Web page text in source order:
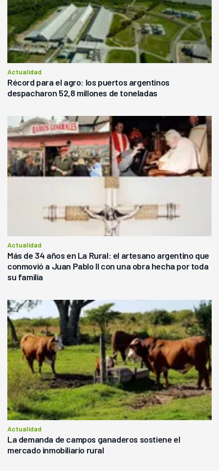
Actualidad
Récord para el agro: los puertos argentinos
despacharon 52,8 millones de toneladas
Actualidad
Más de 34 años en La Rural: el artesano argentino que
conmovió a Juan Pablo II con una obra hecha por toda
su familia
Actualidad
La demanda de campos ganaderos sostiene el
mercado inmobiliario rural